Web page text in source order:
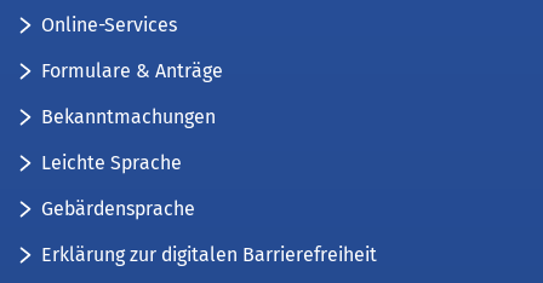
Online-Services
Formulare & Anträge
Bekanntmachungen
Leichte Sprache
Gebärdensprache
Erklärung zur digitalen Barrierefreiheit